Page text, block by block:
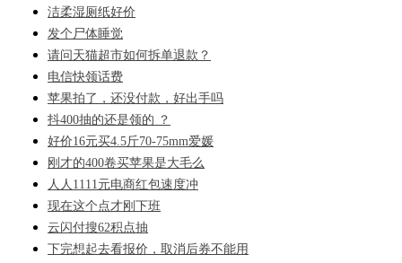
洁柔湿厕纸好价
发个尸体睡觉
请问天猫超市如何拆单退款？
电信快领话费
苹果拍了，还没付款，好出手吗
抖400抽的还是领的 ？
好价16元买4.5斤70-75mm爱媛
刚才的400卷买苹果是大毛么
人人1111元电商红包速度冲
现在这个点才刚下班
云闪付搜62积点抽
下完想起去看报价，取消后券不能用